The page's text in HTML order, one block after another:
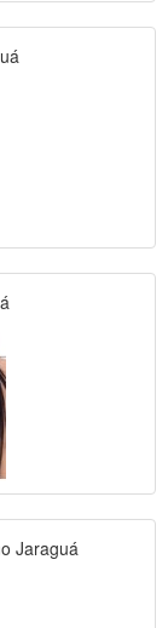
Jaraguá